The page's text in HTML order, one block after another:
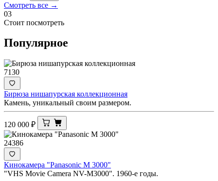
Смотреть все →
03
Стоит посмотреть
Популярное
7130
Бирюза нишапурская коллекционная
Камень, уникальный своим размером.
120 000 ₽
24386
Кинокамера "Panasonic M 3000"
"VHS Movie Camera NV-M3000". 1960-е годы.